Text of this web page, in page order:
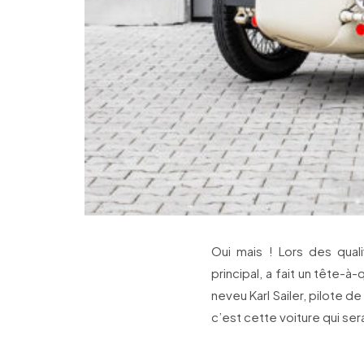
Oui mais ! Lors des
principal, a fait un tête-à-
neveu Karl Sailer, pilote
c’est cette voiture qui